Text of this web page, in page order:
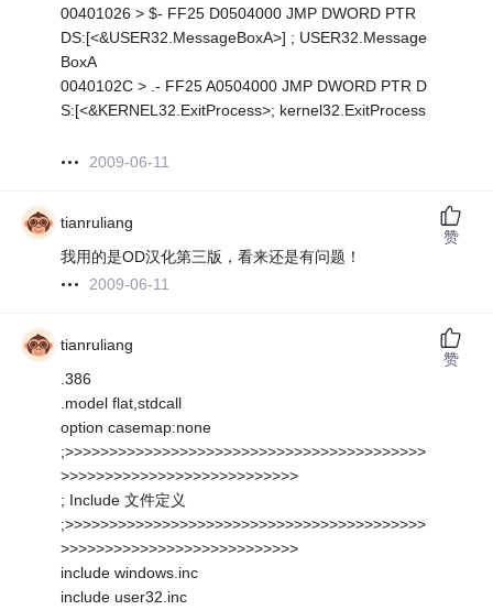
00401026 > $- FF25 D0504000 JMP DWORD PTR
DS:[<&USER32.MessageBoxA>] ; USER32.Message
BoxA
0040102C > .- FF25 A0504000 JMP DWORD PTR D
S:[<&KERNEL32.ExitProcess>; kernel32.ExitProcess
2009-06-11
tianruliang
我用的是OD汉化第三版，看来还是有问题！
2009-06-11
赞
tianruliang
.386
.model flat,stdcall
option casemap:none
;>>>>>>>>>>>>>>>>>>>>>>>>>>>>>>>>>>>>>>>>>
>>>>>>>>>>>>>>>>>>>>>>>>>>>
; Include 文件定义
;>>>>>>>>>>>>>>>>>>>>>>>>>>>>>>>>>>>>>>>>>
>>>>>>>>>>>>>>>>>>>>>>>>>>>
include windows.inc
include user32.inc
赞